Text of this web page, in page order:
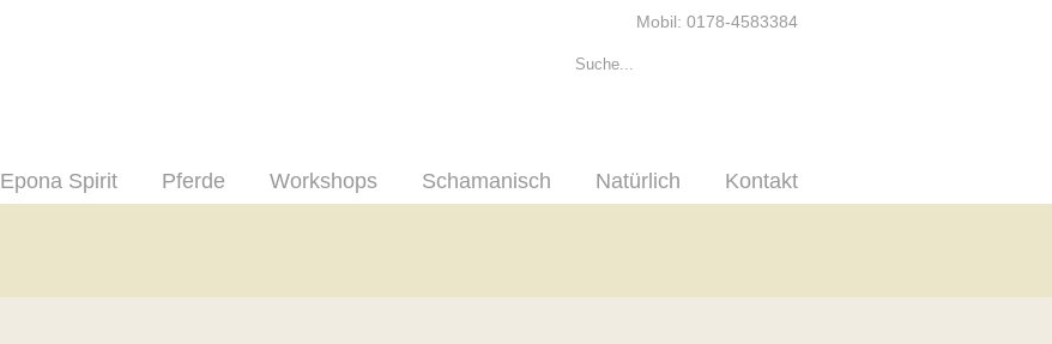
Mobil: 0178-4583384
Epona Spirit Pferde Workshops Schamanisch Natürlich Kontakt